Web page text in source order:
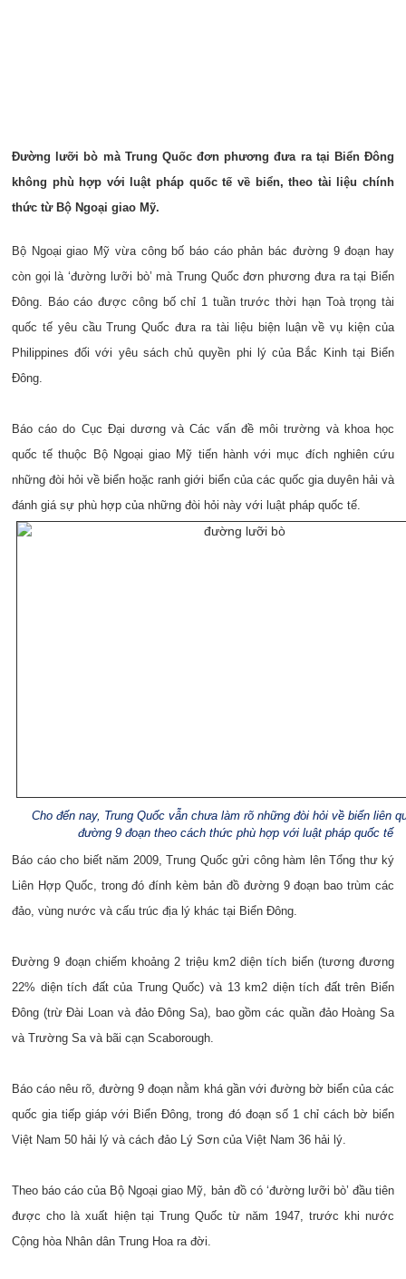
Đường lưỡi bò mà Trung Quốc đơn phương đưa ra tại Biển Đông
không phù hợp với luật pháp quốc tế về biển, theo tài liệu chính
thức từ Bộ Ngoại giao Mỹ.
Bộ Ngoại giao Mỹ vừa công bố báo cáo phản bác đường 9 đoạn hay
còn gọi là ‘đường lưỡi bò’ mà Trung Quốc đơn phương đưa ra tại Biển
Đông. Báo cáo được công bố chỉ 1 tuần trước thời hạn Toà trọng tài
quốc tế yêu cầu Trung Quốc đưa ra tài liệu biện luận về vụ kiện của
Philippines đối với yêu sách chủ quyền phi lý của Bắc Kinh tại Biển
Đông.
Báo cáo do Cục Đại dương và Các vấn đề môi trường và khoa học
quốc tế thuộc Bộ Ngoại giao Mỹ tiến hành với mục đích nghiên cứu
những đòi hỏi về biển hoặc ranh giới biển của các quốc gia duyên hải và
đánh giá sự phù hợp của những đòi hỏi này với luật pháp quốc tế.
Cho đến nay, Trung Quốc vẫn chưa làm rõ những đòi hỏi về biển liên
đường 9 đoạn theo cách thức phù hợp với luật pháp quốc tế
Báo cáo cho biết năm 2009, Trung Quốc gửi công hàm lên Tổng thư ký
Liên Hợp Quốc, trong đó đính kèm bản đồ đường 9 đoạn bao trùm các
đảo, vùng nước và cấu trúc địa lý khác tại Biển Đông.
Đường 9 đoạn chiếm khoảng 2 triệu km2 diện tích biển (tương đương
22% diện tích đất của Trung Quốc) và 13 km2 diện tích đất trên Biển
Đông (trừ Đài Loan và đảo Đông Sa), bao gồm các quần đảo Hoàng Sa
và Trường Sa và bãi cạn Scaborough.
Báo cáo nêu rõ, đường 9 đoạn nằm khá gần với đường bờ biển của các
quốc gia tiếp giáp với Biển Đông, trong đó đoạn số 1 chỉ cách bờ biển
Việt Nam 50 hải lý và cách đảo Lý Sơn của Việt Nam 36 hải lý.
Theo báo cáo của Bộ Ngoại giao Mỹ, bản đồ có ‘đường lưỡi bò’ đầu tiên
được cho là xuất hiện tại Trung Quốc từ năm 1947, trước khi nước
Cộng hòa Nhân dân Trung Hoa ra đời.